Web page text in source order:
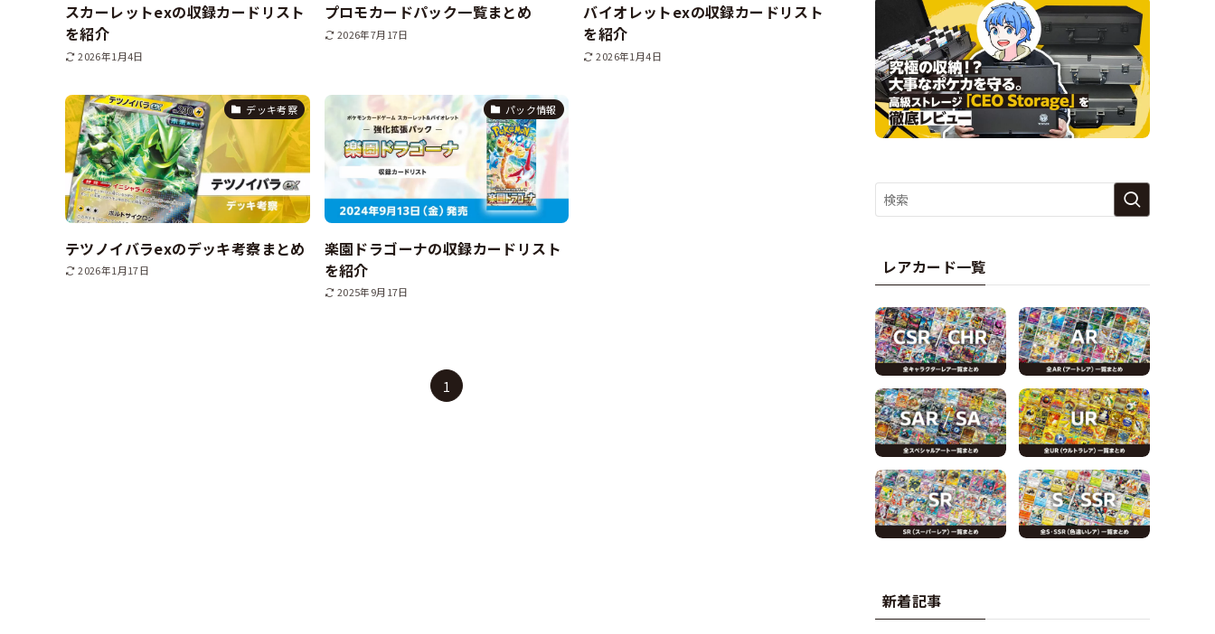
スカーレットexの収録カードリスト
を紹介
2026年1月4日
プロモカードパック一覧まとめ
2026年7月17日
バイオレットexの収録カードリスト
を紹介
2026年1月4日
デッキ考察
テツノイバラexのデッキ考察まとめ
2026年1月17日
パック情報
楽園ドラゴーナの収録カードリスト
を紹介
2025年9月17日
1
レアカード一覧
新着記事